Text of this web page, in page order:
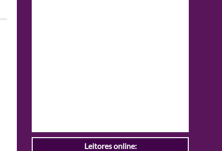
Leitores online: